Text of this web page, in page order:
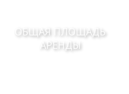
ОБЩАЯ ПЛОЩАДЬ
АРЕНДЫ